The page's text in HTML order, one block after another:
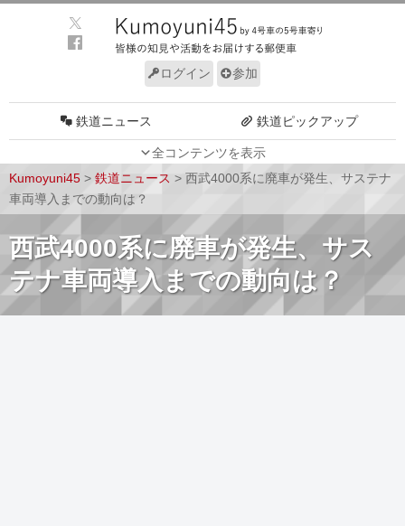
ログイン 参加
全コンテンツを表示
鉄道ニュース 鉄道ピックアップ
車両技術
Kumoyuni45 > 鉄道ニュース > 西武4000系に廃車が発生、サステナ
車両導入までの動向は？
西武4000系に廃車が発生、サス
テナ車両導入までの動向は？